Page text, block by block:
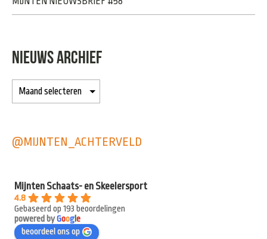
NIEUWS ARCHIEF
@MIJNTEN_ACHTERVELD
Mijnten Schaats- en Skeelersport
4.8
Gebaseerd op 193 beoordelingen
powered byGooge
beoordeel ons op